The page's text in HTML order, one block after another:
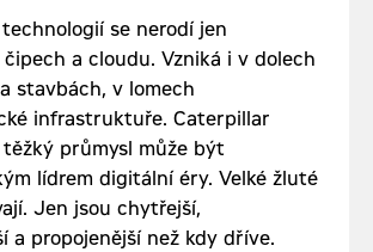
se nerodí jen
a cloudu. Vzniká i v dolech
stavbách, v lomech
infrastruktuře. Caterpillar
těžký průmysl může být
lídrem digitální éry. Velké žluté
Jen jsou chytřejší,
a propojenější než kdy dříve.